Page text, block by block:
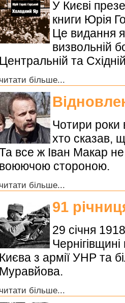
У Києві
книги Юрія
Це видання
визвольній
Центральній та
читати більше...
Чотири роки
хто сказав,
все ж Іван Макар
воюючою стороною.
читати більше...
91
29 січня
Києва з армії УНР та
Муравйова.
читати більше...